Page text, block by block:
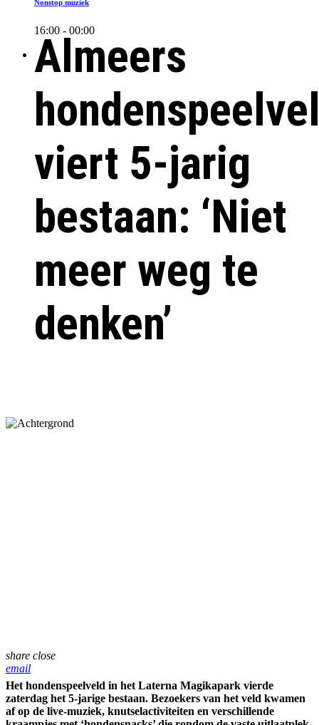
Nonstop muziek
16:00 - 00:00
Almeers
viert 5-jarig
bestaan: ‘Niet
meer weg te
denken’
share close
email
Het hondenspeelveld in het Laterna Magikapark vierde
zaterdag het 5-jarige bestaan. Bezoekers van het veld kwamen
af op de live-muziek, knutselactiviteiten en verschillende